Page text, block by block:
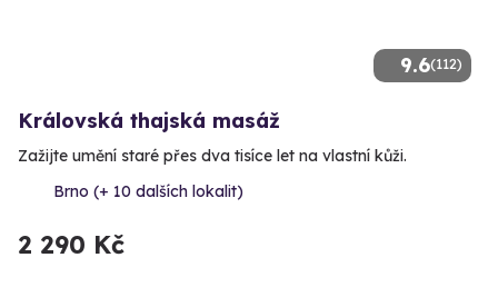
9.6(112)
Královská thajská masáž
Zažijte umění staré přes dva tisíce let na vlastní kůži.
Brno (+ 10 dalších lokalit)
2 290 Kč